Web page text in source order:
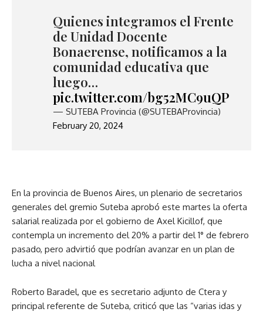
Quienes integramos el Frente
de Unidad Docente
Bonaerense, notificamos a la
comunidad educativa que
luego…
pic.twitter.com/bg52MC9uQP
— SUTEBA Provincia (@SUTEBAProvincia)
February 20, 2024
En la provincia de Buenos Aires, un plenario de secretarios
generales del gremio Suteba aprobó este martes la oferta
salarial realizada por el gobierno de Axel Kicillof, que
contempla un incremento del 20% a partir del 1° de febrero
pasado, pero advirtió que podrían avanzar en un plan de
lucha a nivel nacional
Roberto Baradel, que es secretario adjunto de Ctera y
principal referente de Suteba, criticó que las “varias idas y